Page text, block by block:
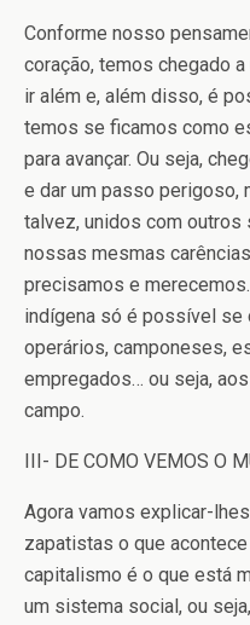
Conforme nosso
coração, temos chegado
ir além e, além disso, é
temos se ficamos como
para avançar. Ou seja,
e dar um passo perigoso,
talvez, unidos com
nossas mesmas
precisamos e
indígena só é possível se
operários, camponeses,
empregados… ou seja,
campo.
III- DE COMO VEMOS O
Agora vamos explicar-
zapatistas o que
capitalismo é o que está
um sistema social, ou